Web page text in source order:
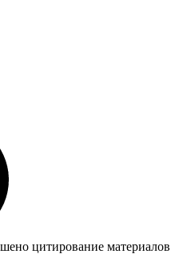
цитирование материалов